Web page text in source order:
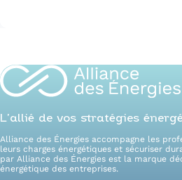
L’allié de vos stratégies
Alliance des Énergies accompagne les
leurs charges énergétiques et sécuriser
par Alliance des Énergies est la marque
énergétique des entreprises.